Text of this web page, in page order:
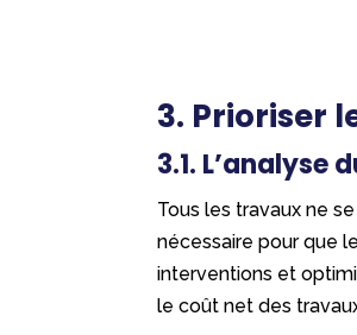
3. Prioriser
3.1. L’analyse
Tous les travaux ne
nécessaire pour que
interventions et
le coût net des